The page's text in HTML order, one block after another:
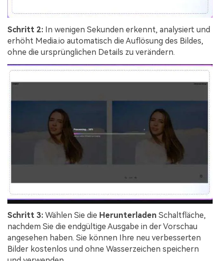
Schritt 2: In wenigen Sekunden erkennt, analysiert und
erhöht Media.io automatisch die Auflösung des Bildes,
ohne die ursprünglichen Details zu verändern.
Schritt 3: Wählen Sie die Herunterladen Schaltfläche,
nachdem Sie die endgültige Ausgabe in der Vorschau
angesehen haben. Sie können Ihre neu verbesserten
Bilder kostenlos und ohne Wasserzeichen speichern